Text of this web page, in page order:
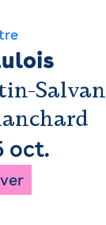
Salvan
oct.